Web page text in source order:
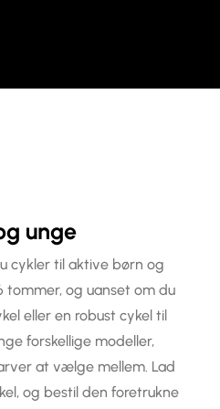
Cykler
Alle
cykel
Alle
unge
cykler til aktive børn og
tommer, og uanset om du
eller en robust cykel til
forskellige modeller,
at vælge mellem. Lad
og bestil den foretrukne